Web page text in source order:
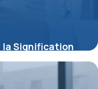
la Signification